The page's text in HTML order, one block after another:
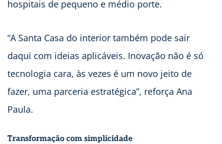
hospitais de pequeno e médio porte.
“A Santa Casa do interior também pode sair
daqui com ideias aplicáveis. Inovação não é só
tecnologia cara, às vezes é um novo jeito de
fazer, uma parceria estratégica”, reforça Ana
Paula.
Transformação com simplicidade